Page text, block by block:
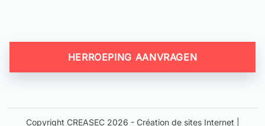
HERROEPING AANVRAGEN
Copyright CREASEC 2026 - Création de sites Internet |